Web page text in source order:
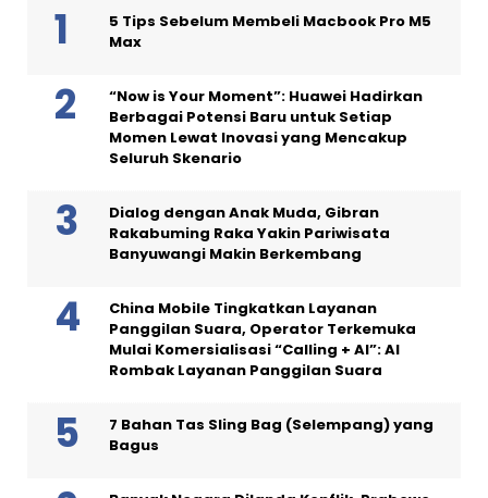
5 Tips Sebelum Membeli Macbook Pro M5
Max
“Now is Your Moment”: Huawei Hadirkan
Berbagai Potensi Baru untuk Setiap
Momen Lewat Inovasi yang Mencakup
Seluruh Skenario
Dialog dengan Anak Muda, Gibran
Rakabuming Raka Yakin Pariwisata
Banyuwangi Makin Berkembang
China Mobile Tingkatkan Layanan
Panggilan Suara, Operator Terkemuka
Mulai Komersialisasi “Calling + AI”: AI
Rombak Layanan Panggilan Suara
7 Bahan Tas Sling Bag (Selempang) yang
Bagus